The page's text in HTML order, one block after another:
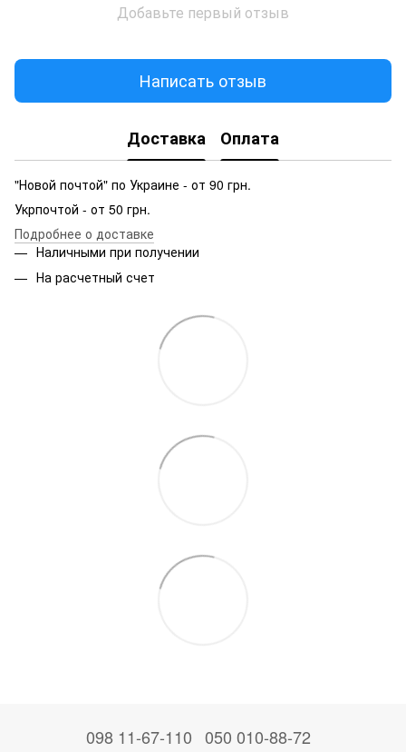
Добавьте первый отзыв
Написать отзыв
Доставка Оплата
"Новой почтой" по Украине - от 90 грн.
Укрпочтой - от 50 грн.
Подробнее о доставке
Наличными при получении
На расчетный счет
098 11-67-110 050 010-88-72